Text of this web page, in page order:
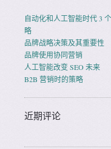
自动化和人工智能时代 3
略
品牌战略决策及其重要性
品牌使用协同营销
人工智能改变 SEO 未来
B2B 营销时的策略
近期评论